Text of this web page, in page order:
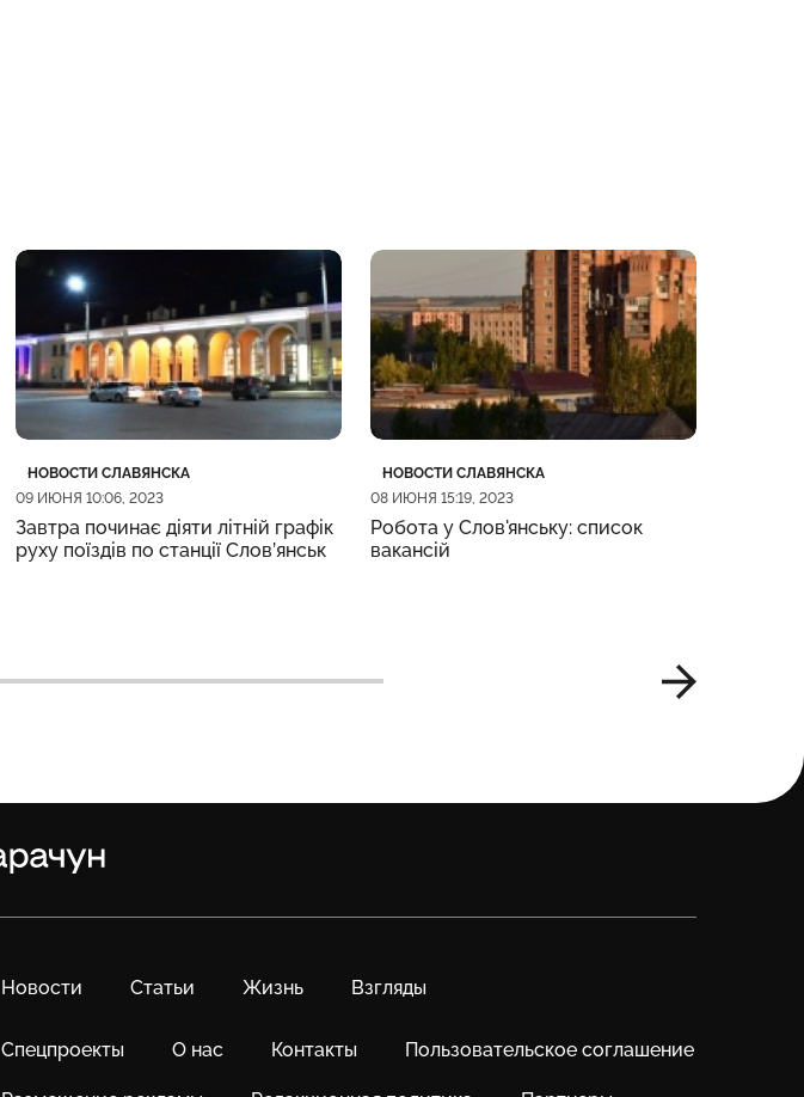
Категория
НОВОСТИ СЛАВЯНСКА
Дата публикации
09 ИЮНЯ 10:06, 2023
Завтра починає діяти літній графік
руху поїздів по станції Слов’янськ
Категория
НОВОСТИ СЛАВЯНСКА
Дата публикации
08 ИЮНЯ 15:19, 2023
Робота у Слов'янську: список
вакансій
Новости Статьи Жизнь Взгляды
Спецпроекты О нас Контакты Пользовательское соглашение